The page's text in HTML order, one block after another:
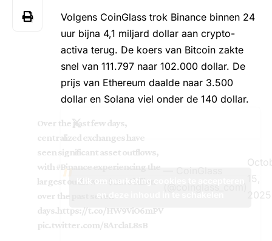
Volgens CoinGlass trok Binance binnen 24
uur bijna 4,1 miljard dollar aan crypto-
activa terug. De koers van Bitcoin zakte
snel van 111.797 naar 102.000 dollar. De
prijs van Ethereum daalde naar 3.500
dollar en Solana viel onder de 140 dollar.
Over the past few days,
centralized exchanges have
seen significant asset outflows,
with#Binanceexperiencing the
largest outflow — $21.75 billion
over the past seven
days.https://t.co/HW9ViO6mPV
pic.twitter.com/8ArclaL8sB
— CoinGlass
(@coinglass_com)
15,
2025
Klik om marketing cookies te accepteren
en deze inhoud in te schakelen